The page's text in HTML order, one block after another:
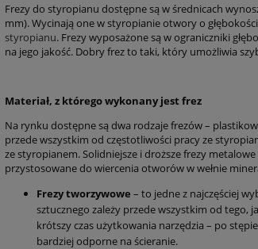
Frezy do styropianu dostępne są w średnicach
mm). Wycinają one w styropianie otwory o
styropianu. Frezy wyposażone są w ograniczniki
na jego jakość. Dobry frez to taki, który umożliwia
Materiał, z którego wykonany jest frez
Na rynku dostępne są dwa rodzaje frezów –
przede wszystkim od częstotliwości pracy ze
ze styropianem. Solidniejsze i droższe frezy
przystosowane do wiercenia otworów w wełnie
Frezy tworzywowe – to jedne z najczęściej
sztucznego zależy przede wszystkim od tego,
krótszy czas użytkowania narzędzia – po
bardziej odporne na ścieranie.